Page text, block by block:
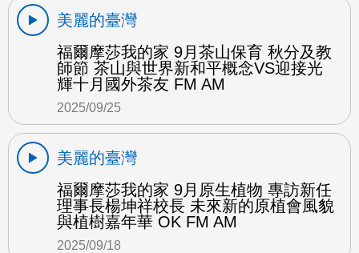
美麗的臺灣
福爾摩莎我的家 9月茶山保育 秋分及教
師節 茶山與世界新和平概念VS迎接光
輝十月國外茶友 FM AM
2025/09/25
美麗的臺灣
福爾摩莎我的家 9月原生植物 專訪新任
理事長楊坤祥校長 未來新的原植會風貌
與植樹嘉年華 OK FM AM
2025/09/18